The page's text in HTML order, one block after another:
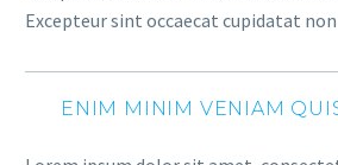
Excepteur sint occaecat cupidatat
ENIM MINIM VENIAM